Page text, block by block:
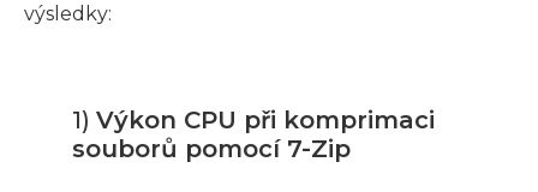
výsledky:
1) Výkon CPU při komprimaci
souborů pomocí 7-Zip